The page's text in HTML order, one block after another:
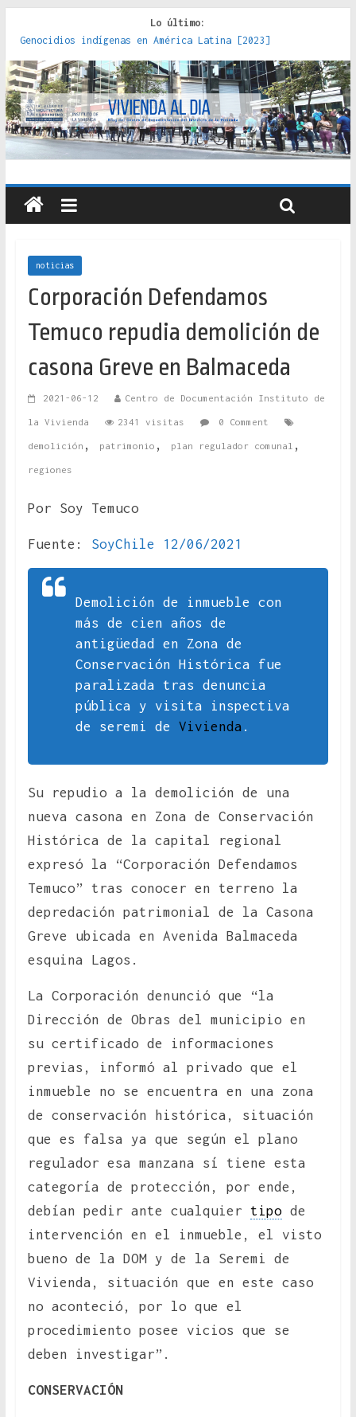
Lo último:
Genocidios indígenas en América Latina [2023]
Estudios sobre la espacialización de los Estados :
políticas, prácticas y representaciones [2022]
Donde el pedernal choca con el acero : hacia una teoría
crítica de las fronteras latinoamericanas [2020]
Criterios técnicos para una vivienda adecuada [2019]
Red de consultorios de la Caja del Seguro Obrero en
Santiago : un patrimonio emblemático [2014]
noticias
Corporación Defendamos
Temuco repudia demolición de
casona Greve en Balmaceda
2021-06-12 Centro de Documentación Instituto de
la Vivienda 2341 visitas 0 Comment
demolición , patrimonio , plan regulador comunal ,
regiones
Por Soy Temuco
Fuente: SoyChile 12/06/2021
Demolición de inmueble con
más de cien años de
antigüedad en Zona de
Conservación Histórica fue
paralizada tras denuncia
pública y visita inspectiva
de seremi de Vivienda .
Su repudio a la demolición de una
nueva casona en Zona de Conservación
Histórica de la capital regional
expresó la “Corporación Defendamos
Temuco” tras conocer en terreno la
depredación patrimonial de la Casona
Greve ubicada en Avenida Balmaceda
esquina Lagos.
La Corporación denunció que “la
Dirección de Obras del municipio en
su certificado de informaciones
previas, informó al privado que el
inmueble no se encuentra en una zona
de conservación histórica, situación
que es falsa ya que según el plano
regulador esa manzana sí tiene esta
categoría de protección, por ende,
debían pedir ante cualquier tipode
intervención en el inmueble, el visto
bueno de la DOM y de la Seremi de
Vivienda, situación que en este caso
no aconteció, por lo que el
procedimiento posee vicios que se
deben investigar”.
CONSERVACIÓN